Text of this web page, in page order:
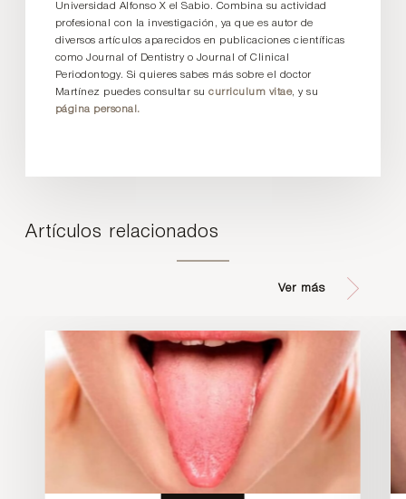
Universidad Alfonso X el Sabio. Combina su actividad
profesional con la investigación, ya que es autor de
diversos artículos aparecidos en publicaciones científicas
como Journal of Dentistry o Journal of Clinical
Periodontogy. Si quieres sabes más sobre el doctor
Martínez puedes consultar sucurriculum vitae, y su
página personal.
Artículos relacionados
Ver más